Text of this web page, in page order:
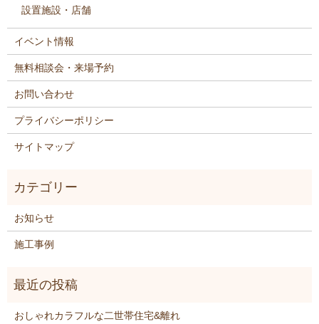
設置施設・店舗
イベント情報
無料相談会・来場予約
お問い合わせ
プライバシーポリシー
サイトマップ
お知らせ
施工事例
おしゃれカラフルな二世帯住宅&離れ